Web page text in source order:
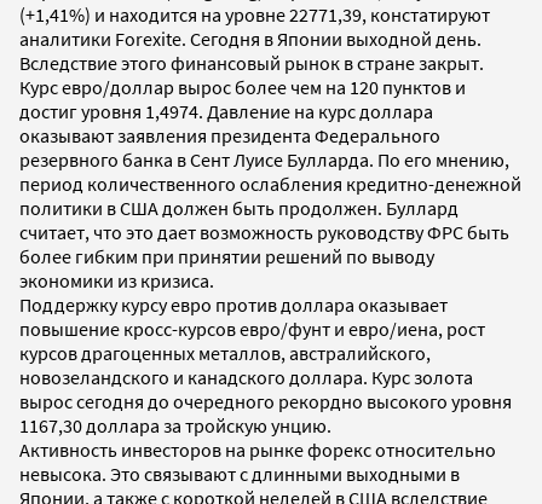
(+1,41%) и находится на уровне 22771,39, констатируют
аналитики Forexite. Сегодня в Японии выходной день.
Вследствие этого финансовый рынок в стране закрыт.
Курс евро/доллар вырос более чем на 120 пунктов и
достиг уровня 1,4974. Давление на курс доллара
оказывают заявления президента Федерального
резервного банка в Сент Луисе Булларда. По его мнению,
период количественного ослабления кредитно-денежной
политики в США должен быть продолжен. Буллард
считает, что это дает возможность руководству ФРС быть
более гибким при принятии решений по выводу
экономики из кризиса.
Поддержку курсу евро против доллара оказывает
повышение кросс-курсов евро/фунт и евро/иена, рост
курсов драгоценных металлов, австралийского,
новозеландского и канадского доллара. Курс золота
вырос сегодня до очередного рекордно высокого уровня
1167,30 доллара за тройскую унцию.
Активность инвесторов на рынке форекс относительно
невысока. Это связывают с длинными выходными в
Японии, а также с короткой неделей в США вследствие